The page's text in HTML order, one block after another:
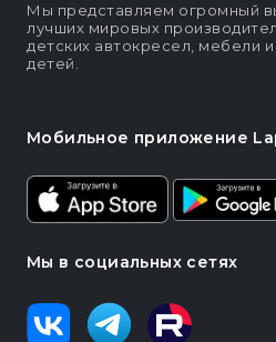
Мы представляем огромный
лучших мировых
детских автокресел, мебели
детей.
Мобильное приложение
Мы в социальных сетях